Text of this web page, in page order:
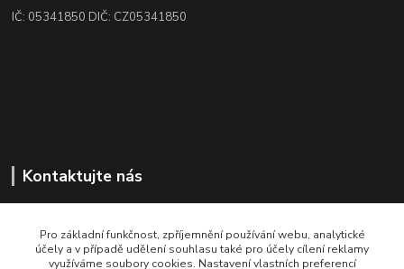
IČ: 05341850 DIČ: CZ05341850
Kontaktujte nás
+420 773 87 34 34
PO-PÁ 8:30-17:00
Pro základní funkčnost, zpříjemnění používání webu, analytické
účely a v případě udělení souhlasu také pro účely cílení reklamy
využíváme soubory cookies. Nastavení vlastních preferencí